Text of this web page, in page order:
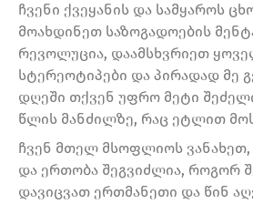
ჩვენი ქვეყანის და სამყაროს
მოახდინეთ საზოგადოების
რევოლუცია, დაამსხვრიეთ
სტერეოტიპები და პირადად მე
დღეში თქვენ უფრო მეტი
წლის მანძილზე, რაც ეტლით
ჩვენ მთელ მსოფლიოს
და ერთობა შეგვიძლია, როგორ
დავიცვათ ერთმანეთი და წინ